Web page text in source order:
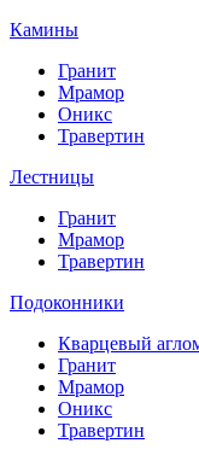
Камины
Гранит
Мрамор
Оникс
Травертин
Лестницы
Гранит
Мрамор
Травертин
Подоконники
Кварцевый
Гранит
Мрамор
Оникс
Травертин